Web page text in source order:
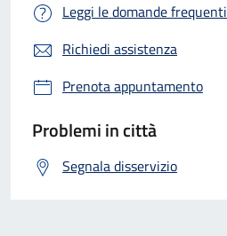
Leggi le domande frequenti
Richiedi assistenza
Prenota appuntamento
Problemi in città
Segnala disservizio